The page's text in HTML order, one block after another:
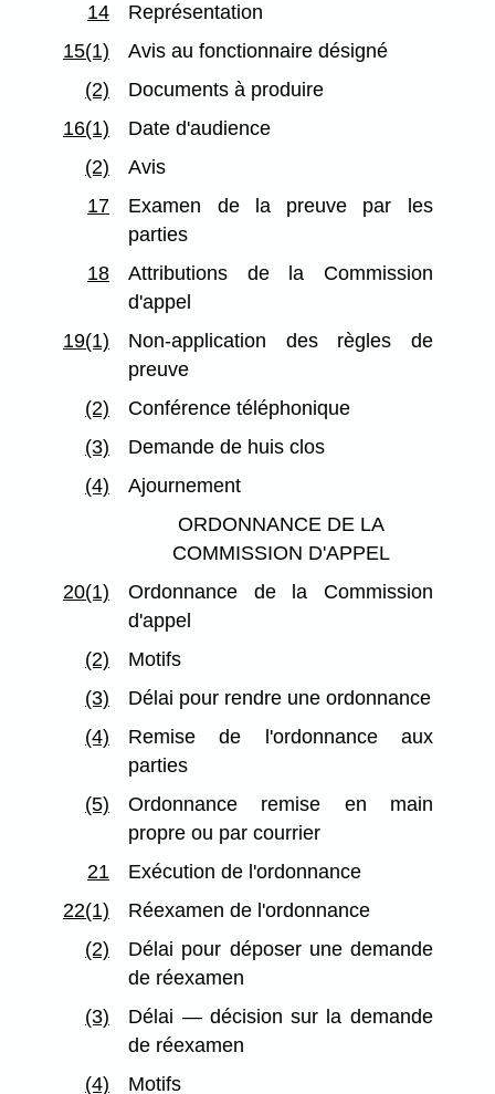
14
Représentation
15(1)
Avis au fonctionnaire désigné
(2)
Documents à produire
16(1)
Date d'audience
(2)
Avis
17
Examen de la preuve par les
parties
18
Attributions de la Commission
d'appel
19(1)
Non-application des règles de
preuve
(2)
Conférence téléphonique
(3)
Demande de huis clos
(4)
Ajournement
ORDONNANCE DE LA
COMMISSION D'APPEL
20(1)
Ordonnance de la Commission
d'appel
(2)
Motifs
(3)
Délai pour rendre une ordonnance
(4)
Remise de l'ordonnance aux
parties
(5)
Ordonnance remise en main
propre ou par courrier
21
Exécution de l'ordonnance
22(1)
Réexamen de l'ordonnance
(2)
Délai pour déposer une demande
de réexamen
(3)
Délai — décision sur la demande
de réexamen
(4)
Motifs